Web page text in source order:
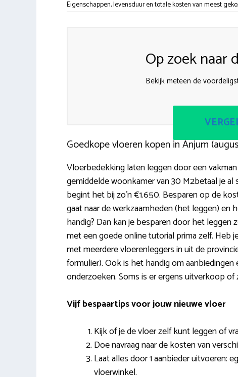
Eigenschappen, levensduur en totale kosten van meest
Op zoek naar
Bekijk meteen de
Goedkope vloeren kopen in Anjum
Vloerbedekking laten leggen door een
gemiddelde woonkamer van 30 M2betaal je
begint het bij zo’n €1.650. Besparen op de
gaat naar de werkzaamheden (het leggen) en
handig? Dan kan je besparen door het
met een goede online tutorial prima zelf. Heb
met meerdere vloerenleggers in uit de
formulier). Ook is het handig om
onderzoeken. Soms is er ergens uitverkoop
Vijf bespaartips voor jouw nieuwe vloer
Kijk of je de vloer zelf kunt leggen of
Doe navraag naar de kosten van
Laat alles door 1 aanbieder uitvoeren:
vloerwinkel.